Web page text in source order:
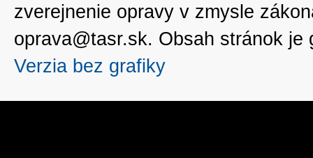
zverejnenie opravy v zmysle
oprava@tasr.sk. Obsah stránok
Verzia bez grafiky